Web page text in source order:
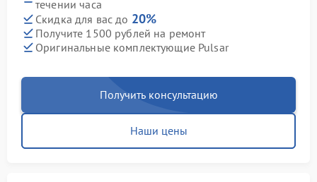
течении часа
Скидка для вас до 20%
Получите 1500 рублей на ремонт
Оригинальные комплектующие Pulsar
Получить консультацию
Наши цены